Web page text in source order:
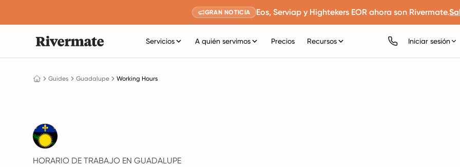
GRAN NOTICIA Eos, Serviap y Hightekers EOR ahora son Rivermate.
Servicios A quién servimos Precios Recursos Iniciar sesión
Guides Guadalupe Working Hours
HORARIO DE TRABAJO EN GUADALUPE